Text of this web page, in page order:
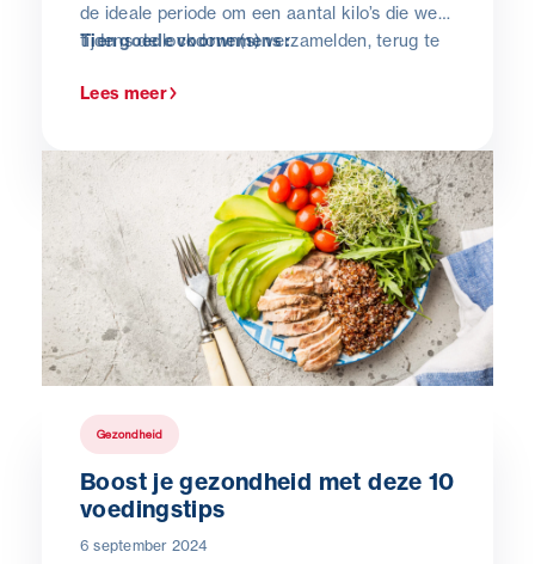
de ideale periode om een aantal kilo’s die we
tijdens de lockdown(s) verzamelden, terug te
voor jouw lichaam of om gewoonweg meer
voedingspatroon.
Tien goede voornemens :
Lees meer
Gezondheid
Boost je gezondheid met deze 10
voedingstips
6 september 2024